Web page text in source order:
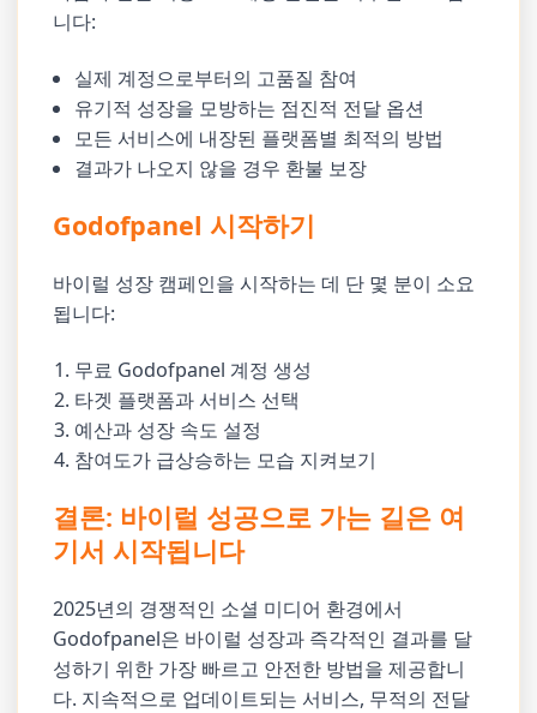
니다:
실제 계정으로부터의 고품질 참여
유기적 성장을 모방하는 점진적 전달 옵션
모든 서비스에 내장된 플랫폼별 최적의 방법
결과가 나오지 않을 경우 환불 보장
Godofpanel 시작하기
바이럴 성장 캠페인을 시작하는 데 단 몇 분이 소요
됩니다:
무료 Godofpanel 계정 생성
타겟 플랫폼과 서비스 선택
예산과 성장 속도 설정
참여도가 급상승하는 모습 지켜보기
결론: 바이럴 성공으로 가는 길은 여
기서 시작됩니다
2025년의 경쟁적인 소셜 미디어 환경에서
Godofpanel은 바이럴 성장과 즉각적인 결과를 달
성하기 위한 가장 빠르고 안전한 방법을 제공합니
다. 지속적으로 업데이트되는 서비스, 무적의 전달